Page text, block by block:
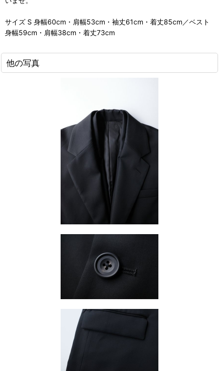
サイズ S 身幅60cm・肩幅53cm・袖丈61cm・着丈85cm／ベスト
身幅59cm・肩幅38cm・着丈73cm
他の写真